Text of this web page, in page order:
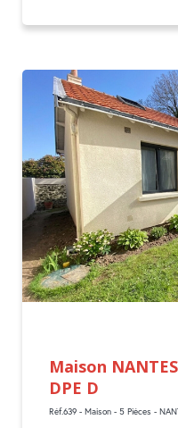
Maison
DPE D
Réf.639 - Maison - 5 Pièces -